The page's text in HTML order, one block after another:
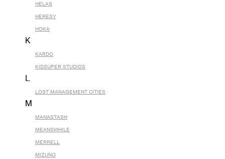
HELAS
HERESY
HOKA
K
KARDO
KIDSUPER STUDIOS
L
LOST MANAGEMENT CITIES
M
MANASTASH
MEANSWHILE
MERRELL
MIZUNO